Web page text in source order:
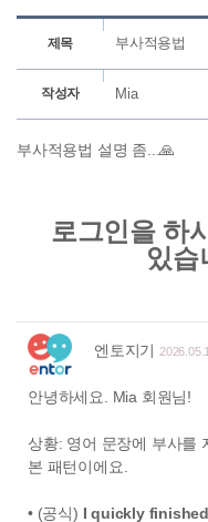
제목 부사적용법
작성자 Mia
부사적용법 설명 좀...🙏